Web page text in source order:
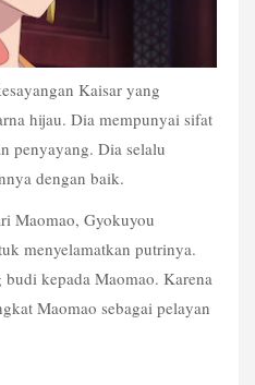
Kaisar yang
hijau. Dia mempunyai sifat
penyayang. Dia selalu
dengan baik.
Maomao, Gyokuyou
menyelamatkan putrinya.
budi kepada Maomao. Karena
Maomao sebagai pelayan